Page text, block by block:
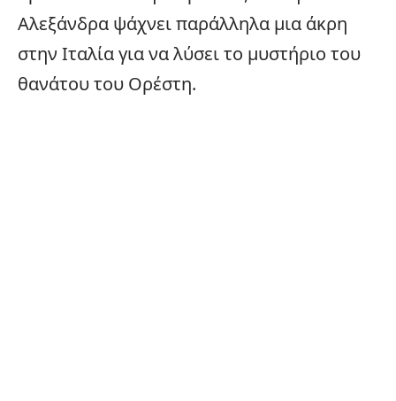
Αλεξάνδρα ψάχνει παράλληλα μια άκρη
στην Ιταλία για να λύσει το μυστήριο του
θανάτου του Ορέστη.